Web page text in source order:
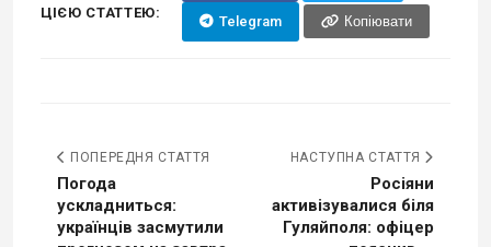
ЦІЄЮ СТАТТЕЮ:
Telegram Копіювати
ПОПЕРЕДНЯ СТАТТЯ
Погода
ускладниться:
українців засмутили
НАСТУПНА СТАТТЯ
Росіяни
активізувалися біля
Гуляйполя: офіцер